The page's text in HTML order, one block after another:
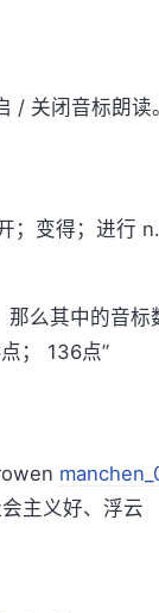
/ 关闭音标朗读。
变得；进行 n.
那么其中的音
； 136点”
主义好、浮云